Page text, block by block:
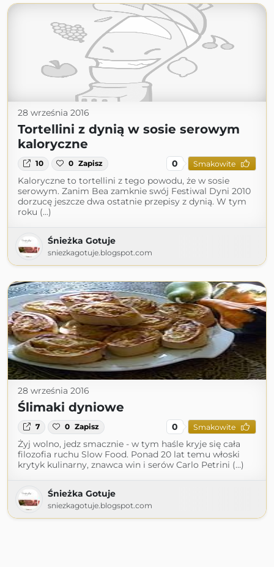
28 września 2016
Tortellini z dynią w sosie serowym
kaloryczne
10 0 Zapisz 0 Smakowite
Kaloryczne to tortellini z tego powodu, że w sosie
serowym. Zanim Bea zamknie swój Festiwal Dyni 2010
dorzucę jeszcze dwa ostatnie przepisy z dynią. W tym
roku (...)
Śnieżka Gotuje
sniezkagotuje.blogspot.com
28 września 2016
Ślimaki dyniowe
7 0 Zapisz 0 Smakowite
Żyj wolno, jedz smacznie - w tym haśle kryje się cała
filozofia ruchu Slow Food. Ponad 20 lat temu włoski
krytyk kulinarny, znawca win i serów Carlo Petrini (...)
Śnieżka Gotuje
sniezkagotuje.blogspot.com